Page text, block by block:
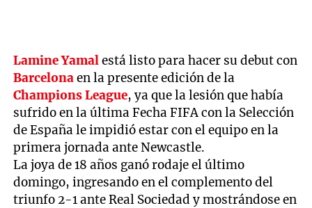
Lamine Yamalestá listo para hacer su debut con
Barcelonaen la presente edición de la
Champions League, ya que la lesión que había
sufrido en la última Fecha FIFA con la Selección
de España le impidió estar con el equipo en la
primera jornada ante Newcastle.
La joya de 18 años ganó rodaje el último
domingo, ingresando en el complemento del
triunfo 2-1 ante Real Sociedad y mostrándose en